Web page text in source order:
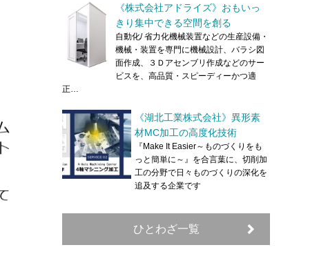
《株式会社アドライズ》おもいっ
きり集中できる空間を創る
自動化/ 省力化機械装置などの生産設備・
機械・装置を専門に機械設計、バラシ図
面作成、３Ｄアセンブリ作成などのサー
ビスを、高品質・スピーディーかつ適
正…
《湖北工業株式会社》異形素
材MC加工の高度化技術
『Make It Easier～ものづくりをも
っと簡単に～』を合言葉に、切削加
工の分野で日々ものづくりの深化を
追及する企業です
ひとわざ一覧